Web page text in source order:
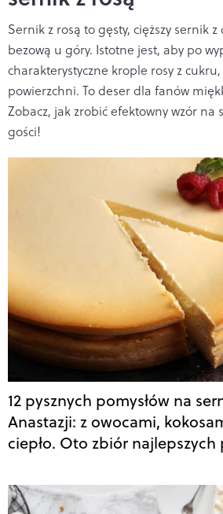
Sernik z rosą to gęsty, cięższy sernik
bezową u góry. Istotne jest, aby po
charakterystyczne krople rosy z
powierzchni. To deser dla fanów
Zobacz, jak zrobić efektowny wzór na
gości!
12 pysznych pomysłów na
Anastazji: z owocami,
ciepło. Oto zbiór najlepszych